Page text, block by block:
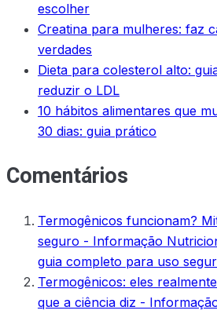
escolher
Creatina para mulheres: faz
verdades
Dieta para colesterol alto:
reduzir o LDL
10 hábitos alimentares que
30 dias: guia prático
Comentários
Termogênicos funcionam?
seguro - Informação
guia completo para uso
Termogênicos: eles
que a ciência diz -